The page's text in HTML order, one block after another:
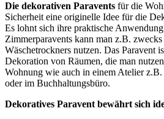
Die dekorativen Paravents für die
Sicherheit eine originelle Idee für die
Es lohnt sich ihre praktische
Zimmerparavents kann man z.B.
Wäschetrockners nutzen. Das Paravent
Dekoration von Räumen, die man
Wohnung wie auch in einem Atelier
oder im Buchhaltungsbüro.
Dekoratives Paravent bewährt sich